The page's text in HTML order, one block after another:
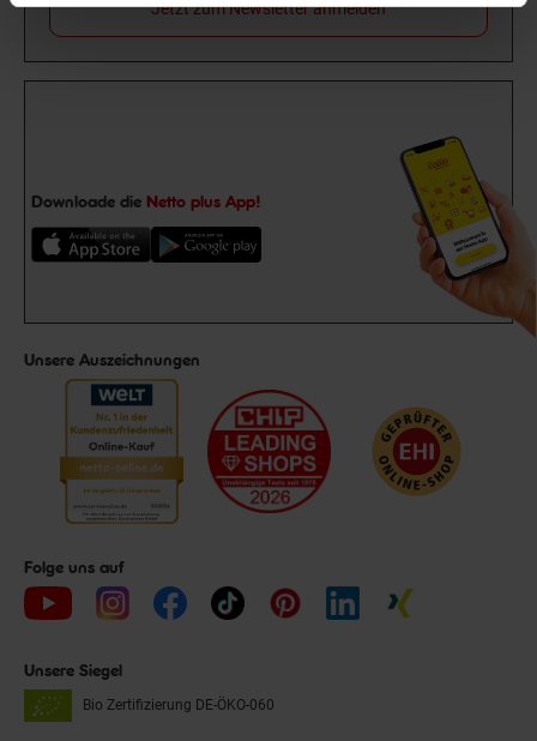
Jetzt zum Newsletter anmelden
Downloade die Netto plus App!
Unsere Auszeichnungen
Folge uns auf
Unsere Siegel
Bio Zertifizierung DE-ÖKO-060